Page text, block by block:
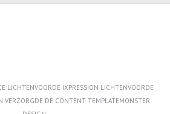
LICHTENVOORDE IXPRESSION LICHTENVOORDE
VERZORGDE DE CONTENT TEMPLATEMONSTER